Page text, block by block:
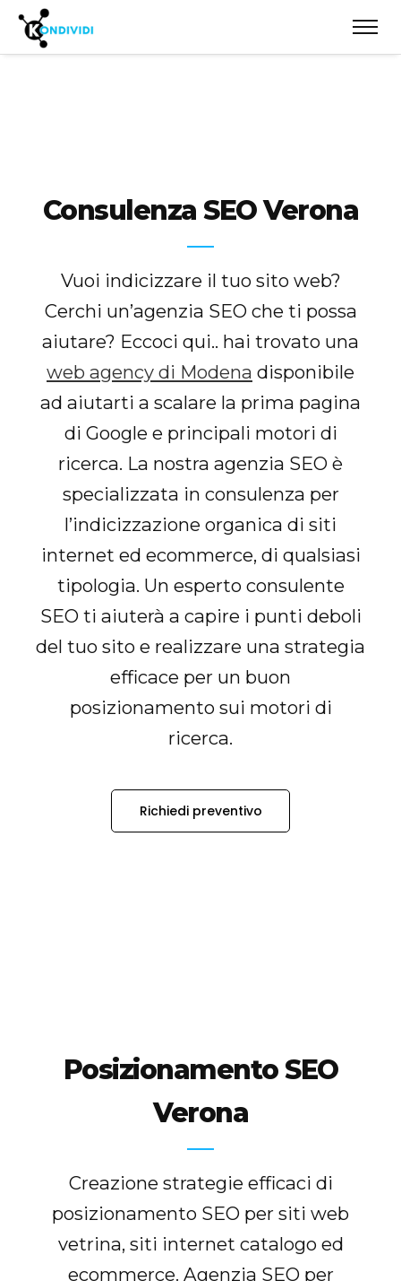
Consulenza SEO Verona
Vuoi indicizzare il tuo sito web?
Cerchi un’agenzia SEO che ti possa
aiutare? Eccoci qui.. hai trovato una
web agency di Modena disponibile
ad aiutarti a scalare la prima pagina
di Google e principali motori di
ricerca. La nostra agenzia SEO è
specializzata in consulenza per
l’indicizzazione organica di siti
internet ed ecommerce, di qualsiasi
tipologia. Un esperto consulente
SEO ti aiuterà a capire i punti deboli
del tuo sito e realizzare una strategia
efficace per un buon
posizionamento sui motori di
ricerca.
Richiedi preventivo
Posizionamento SEO
Verona
Creazione strategie efficaci di
posizionamento SEO per siti web
vetrina, siti internet catalogo ed
ecommerce. Agenzia SEO per